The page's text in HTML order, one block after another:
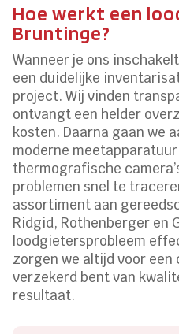
Hoe werkt een
Bruntinge?
Wanneer je ons
een duidelijke
project. Wij vinden
ontvangt een helder
kosten. Daarna gaan we
moderne
thermografische
problemen snel te
assortiment aan
Ridgid, Rothenberger en
loodgietersprobleem
zorgen we altijd voor een
verzekerd bent van
resultaat.